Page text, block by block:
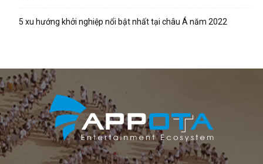
5 xu hướng khởi nghiệp nổi bật nhất tại châu Á năm 2022